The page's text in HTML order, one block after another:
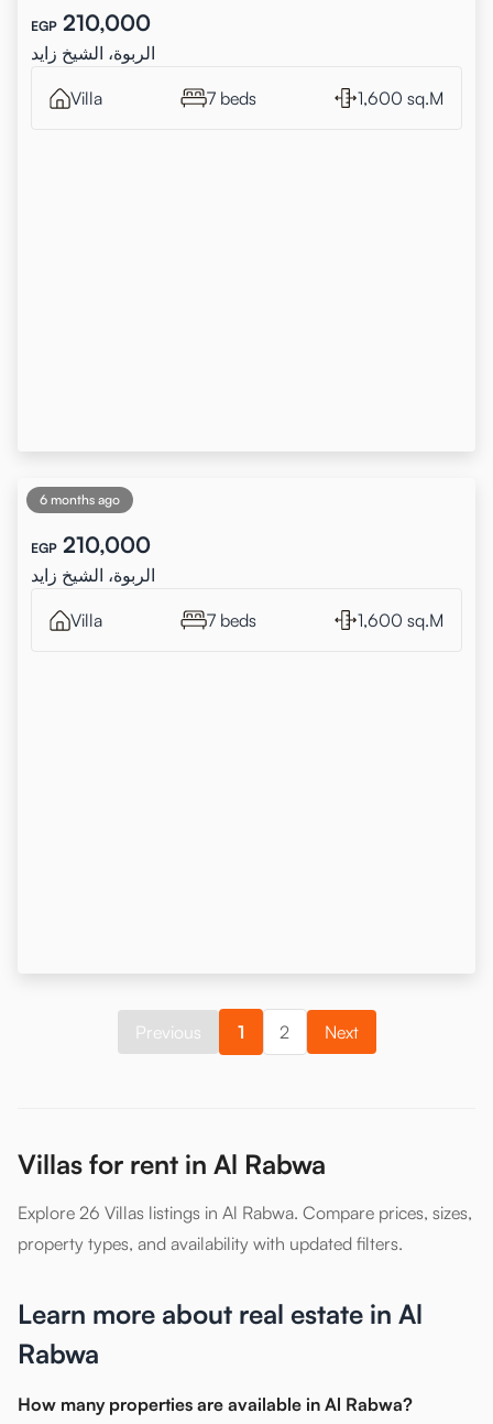
EGP 210,000
الربوة، الشيخ زايد
Villa 7 beds 1,600 sq.M
6 months ago
EGP 210,000
الربوة، الشيخ زايد
Villa 7 beds 1,600 sq.M
Previous 1 2 Next
Villas for rent in Al Rabwa
Explore 26 Villas listings in Al Rabwa. Compare prices, sizes,
property types, and availability with updated filters.
Learn more about real estate in Al
Rabwa
How many properties are available in Al Rabwa?